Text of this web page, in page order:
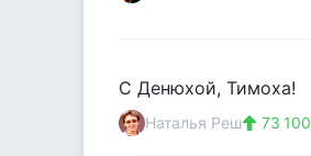
С Денюхой, Тимоха!
Наталья Реш 73 100